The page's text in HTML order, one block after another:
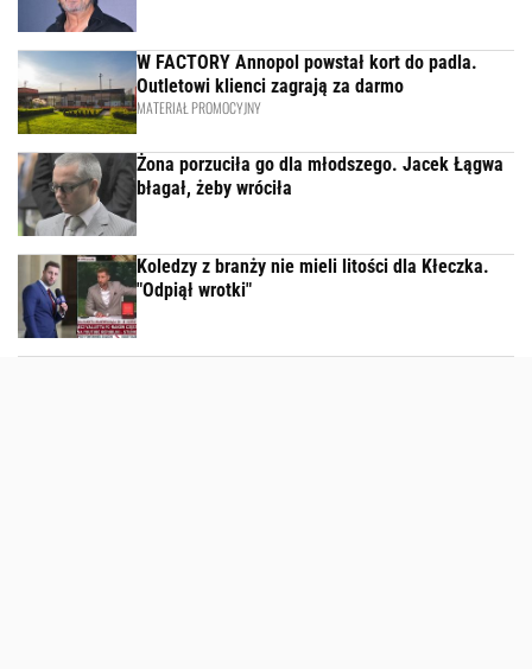
W FACTORY Annopol powstał kort do padla.
Outletowi klienci zagrają za darmo
MATERIAŁ PROMOCYJNY
Żona porzuciła go dla młodszego. Jacek Łągwa
błagał, żeby wróciła
Koledzy z branży nie mieli litości dla Kłeczka.
"Odpiął wrotki"